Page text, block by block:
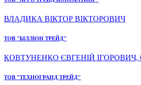
ВЛАДИКА ВІКТОР ВІКТОРОВИЧ
ТОВ "БІЛЛІОН ТРЕЙД"
КОВТУНЕНКО ЄВГЕНІЙ ІГОРОВИЧ,
ТОВ "ТЕХНОГРАНД ТРЕЙД"